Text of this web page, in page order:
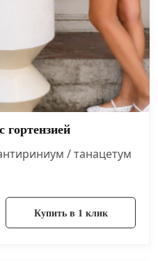
/ танацетум
Купить в 1 клик